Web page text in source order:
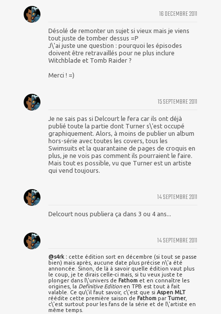
16 DECEMBRE 2011
Désolé de remonter un sujet si vieux mais je viens
tout juste de tomber dessus =P
J\'ai juste une question : pourquoi les épisodes
doivent être retravaillés pour ne plus inclure
Witchblade et Tomb Raider ?
Merci ! =)
15 SEPTEMBRE 2011
Je ne sais pas si Delcourt le fera car ils ont déjà
publié toute la partie dont Turner s\'est occupé
graphiquement. Alors, à moins de publier un album
hors-série avec toutes les covers, tous les
Swimsuits et la quarantaine de pages de croquis en
plus, je ne vois pas comment ils pourraient le faire.
Mais tout es possible, vu que Turner est un artiste
qui vend toujours.
14 SEPTEMBRE 2011
Delcourt nous publiera ça dans 3 ou 4 ans...
14 SEPTEMBRE 2011
@s4rk : cette édition sort en décembre (si tout se passe
bien) mais après, aucune date plus précise n\'a été
annoncée. Sinon, de là à savoir quelle édition vaut plus
le coup, je te dirais celle-ci mais, si tu veux juste te
plonger dans l\'univers de Fathom et en connaître les
origines, la Definitive Editionen TPB est tout à fait
valable. Ce qu\'il faut savoir, c\'est que si Aspen MLT
réédite cette première saison de Fathom parTurner,
c\'est surtout pour les fans de la série et de l\'artiste en
même temps.